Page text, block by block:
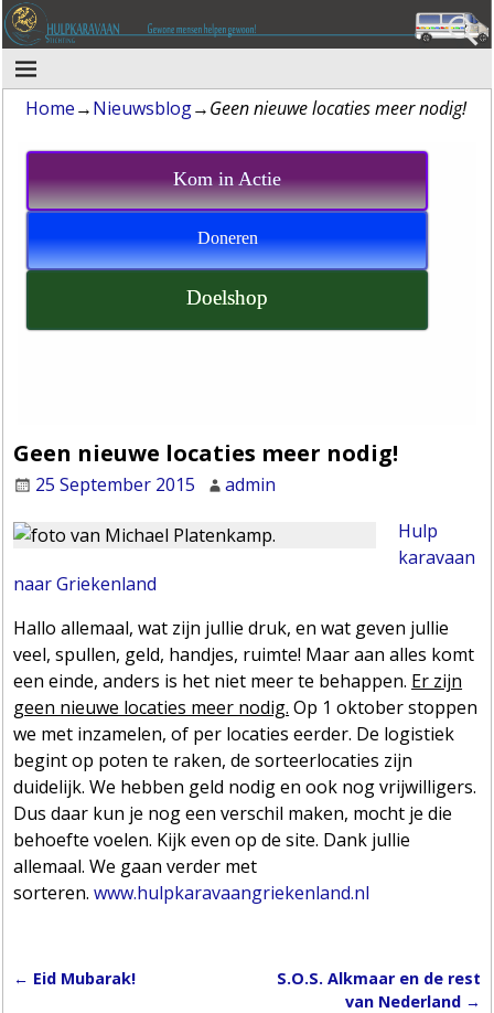
Home→Nieuwsblog→Geen nieuwe locaties meer nodig!
Kom in Actie
Doneren
Doelshop
Geen nieuwe locaties meer nodig!
25 September 2015
admin
Hulp
karavaan
naar Griekenland
Hallo allemaal, wat zijn jullie druk, en wat geven jullie
veel, spullen, geld, handjes, ruimte! Maar aan alles komt
een einde, anders is het niet meer te behappen. Er zijn
geen nieuwe locaties meer nodig. Op 1 oktober stoppen
we met inzamelen, of per locaties eerder. De logistiek
begint op poten te raken, de sorteerlocaties zijn
duidelijk. We hebben geld nodig en ook nog vrijwilligers.
Dus daar kun je nog een verschil maken, mocht je die
behoefte voelen. Kijk even op de site. Dank jullie
allemaal. We gaan verder met
sorteren.www.hulpkaravaangriekenland.nl
← Eid Mubarak!
S.O.S. Alkmaar en de rest
van Nederland →